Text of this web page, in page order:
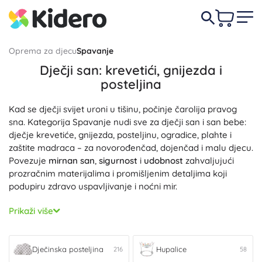
Oprema za djecuSpavanje
Dječji san: krevetići, gnijezda i
posteljina
Kad se dječji svijet uroni u tišinu, počinje čarolija pravog
sna. Kategorija Spavanje nudi sve za dječji san i san bebe:
dječje krevetiće, gnijezda, posteljinu, ogradice, plahte i
zaštite madraca – za novorođenčad, dojenčad i malu djecu.
Povezuje mirnan san, sigurnost i udobnost zahvaljujući
prozračnim materijalima i promišljenim detaljima koji
podupiru zdravo uspavljivanje i noćni mir.
Za sigurnost i pravilnu potporu tijela odaberite iz ponude
Krevetićis čvrstom konstrukcijom i podesivom visinom
prozračnih tkanina – popluni, jastuci i plahte koji su
prema koži
jednostavni za održavanje
Prikaži više
Dječinska posteljina 216 Hupalice 58